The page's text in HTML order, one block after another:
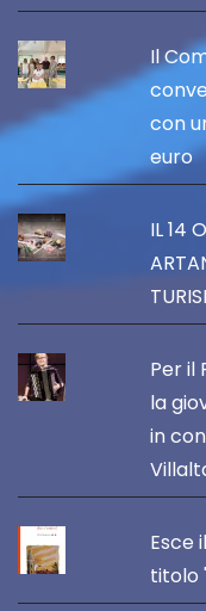
Il
con
euro
IL 14
Per il
la
in
Esce
titolo